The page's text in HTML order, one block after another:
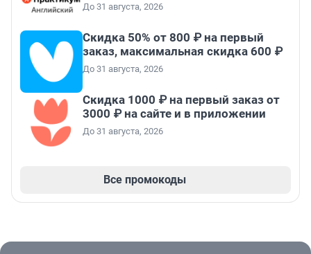
До 31 августа, 2026
Скидка 50% от 800 ₽ на первый
заказ, максимальная скидка 600 ₽
До 31 августа, 2026
Скидка 1000 ₽ на первый заказ от
3000 ₽ на сайте и в приложении
До 31 августа, 2026
Все промокоды